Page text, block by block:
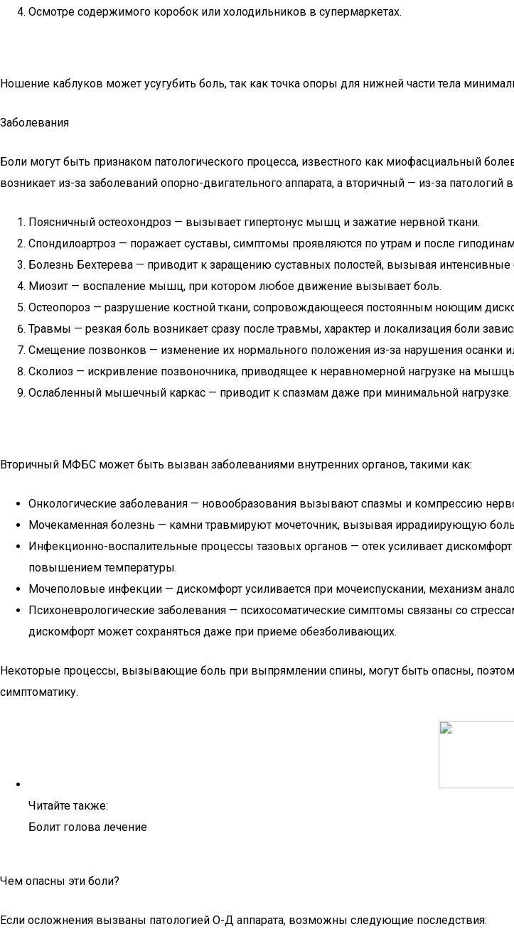
Осмотре содержимого коробок или холодильников в супермаркетах.
Ношение каблуков может усугубить боль, так как точка опоры для нижней части тела
Заболевания
Боли могут быть признаком патологического процесса, известного как миофасциальный
возникает из-за заболеваний опорно-двигательного аппарата, а вторичный — из-за
Поясничный остеохондроз — вызывает гипертонус мышц и зажатие нервной ткани.
Спондилоартроз — поражает суставы, симптомы проявляются по утрам и после
Болезнь Бехтерева — приводит к заращению суставных полостей, вызывая
Миозит — воспаление мышц, при котором любое движение вызывает боль.
Остеопороз — разрушение костной ткани, сопровождающееся постоянным ноющим
Травмы — резкая боль возникает сразу после травмы, характер и локализация боли
Смещение позвонков — изменение их нормального положения из-за нарушения осанки
Сколиоз — искривление позвоночника, приводящее к неравномерной нагрузке на
Ослабленный мышечный каркас — приводит к спазмам даже при минимальной нагрузке.
Вторичный МФБС может быть вызван заболеваниями внутренних органов, такими как:
Онкологические заболевания — новообразования вызывают спазмы и компрессию
Мочекаменная болезнь — камни травмируют мочеточник, вызывая иррадиирующую
Инфекционно-воспалительные процессы тазовых органов — отек усиливает
повышением температуры.
Мочеполовые инфекции — дискомфорт усиливается при мочеиспускании, механизм
Психоневрологические заболевания — психосоматические симптомы связаны со
дискомфорт может сохраняться даже при приеме обезболивающих.
Некоторые процессы, вызывающие боль при выпрямлении спины, могут быть опасны,
симптоматику.
Читайте также:
Болит голова лечение
Чем опасны эти боли?
Если осложнения вызваны патологией О-Д аппарата, возможны следующие последствия: